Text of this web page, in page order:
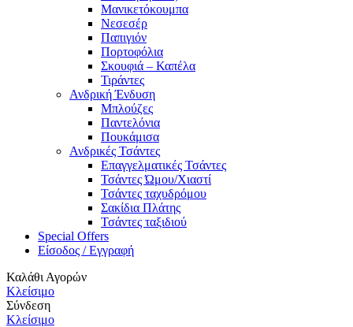
Μανικετόκουμπα
Νεσεσέρ
Παπιγιόν
Πορτοφόλια
Σκουφιά – Καπέλα
Τιράντες
Ανδρική Ένδυση
Μπλούζες
Παντελόνια
Πουκάμισα
Ανδρικές Τσάντες
Επαγγελματικές Τσάντες
Τσάντες Ώμου/Χιαστί
Τσάντες ταχυδρόμου
Σακίδια Πλάτης
Τσάντες ταξιδιού
Special Offers
Είσοδος / Εγγραφή
Καλάθι Αγορών
Κλείσιμο
Σύνδεση
Κλείσιμο